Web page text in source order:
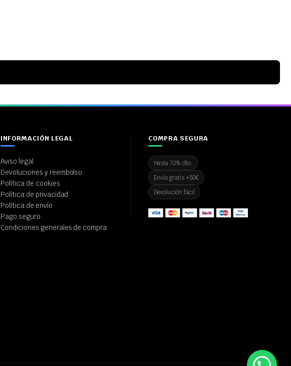
INFORMACIÓN LEGAL
Aviso legal
Devoluciones y reembolso
Política de cookies
Política de privacidad
Política de envío
Pago seguro
Condiciones generales de compra
COMPRA SEGURA
Hasta 70% dto.
Envío gratis +50€
Devolución fácil